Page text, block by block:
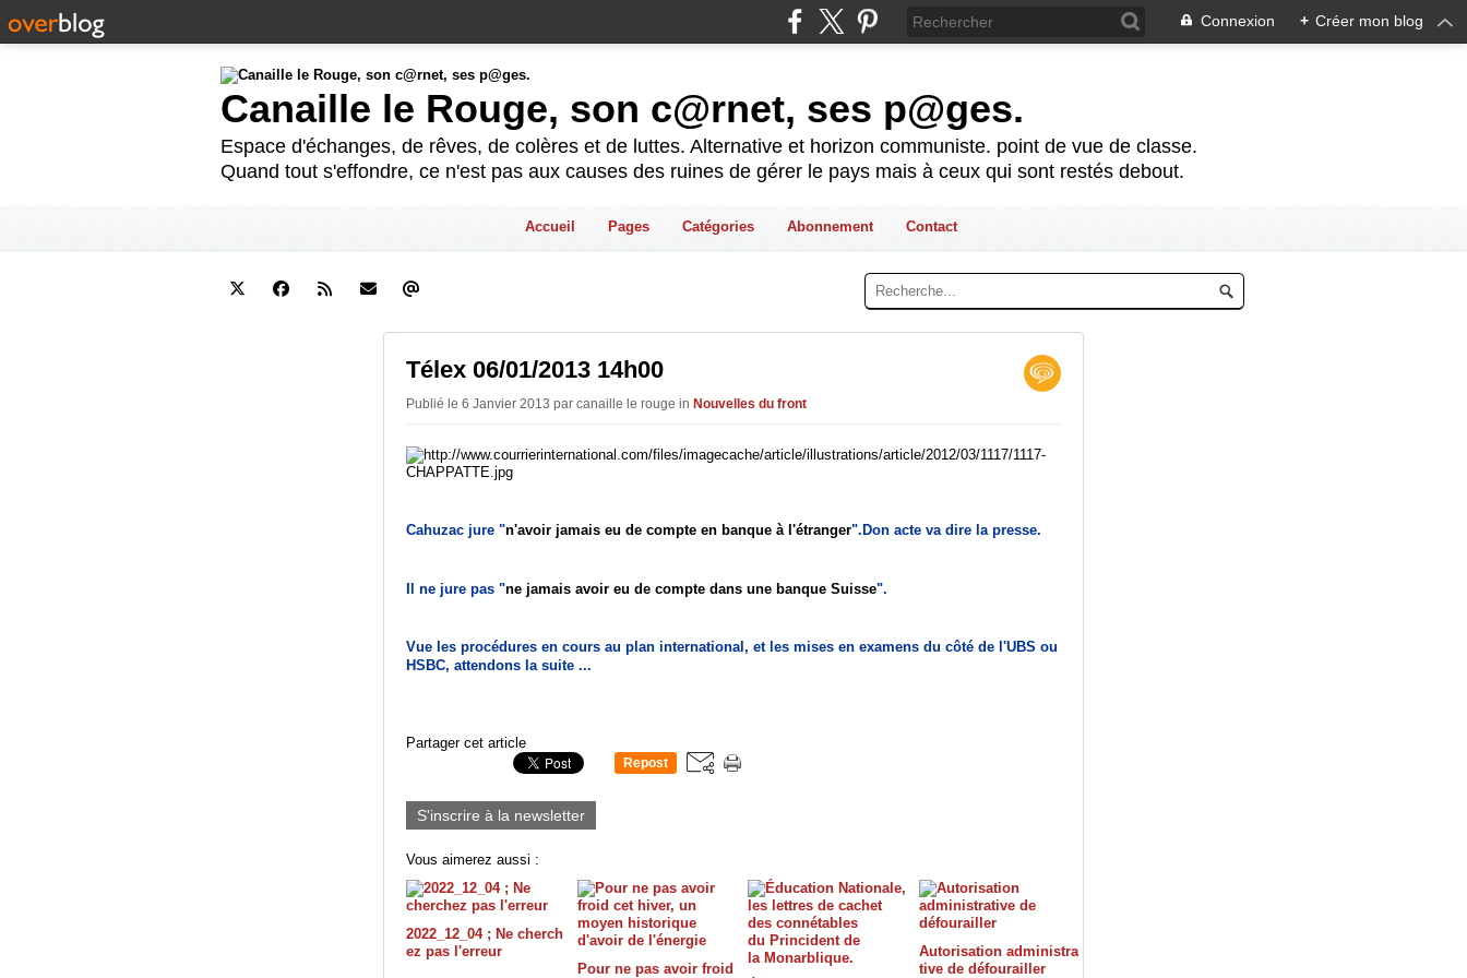
Connexion + Créer mon blog
Canaille le Rouge, son c@rnet, ses p@ges.
Espace d'échanges, de rêves, de colères et de luttes. Alternative et horizon communiste. point de vue de classe.
Quand tout s'effondre, ce n'est pas aux causes des ruines de gérer le pays mais à ceux qui sont restés debout.
Accueil Pages Catégories Abonnement Contact
Télex 06/01/2013 14h00
Publié le 6 Janvier 2013 par canaille le rouge in Nouvelles du front
Cahuzac jure "n'avoir jamais eu de compte en banque à l'étranger".Don acte va dire la presse.
Il ne jure pas "ne jamais avoir eu de compte dans une banque Suisse".
Vue les procédures en cours au plan international, et les mises en examens du côté de l'UBS ou
HSBC, attendons la suite ...
Partager cet article
Repost
S'inscrire à la newsletter
Vous aimerez aussi :
2022_12_04 ; Ne cherch
ez pas l'erreur
Pour ne pas avoir froid
Autorisation administra
tive de défourailler